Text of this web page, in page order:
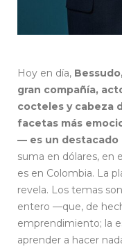
Hoy en día,
gran compañía,
cocteles y cabeza
facetas más
— es un
suma en dólares, en
es en Colombia. La
revela. Los temas
entero —que, de
emprendimiento; la
aprender a hacer